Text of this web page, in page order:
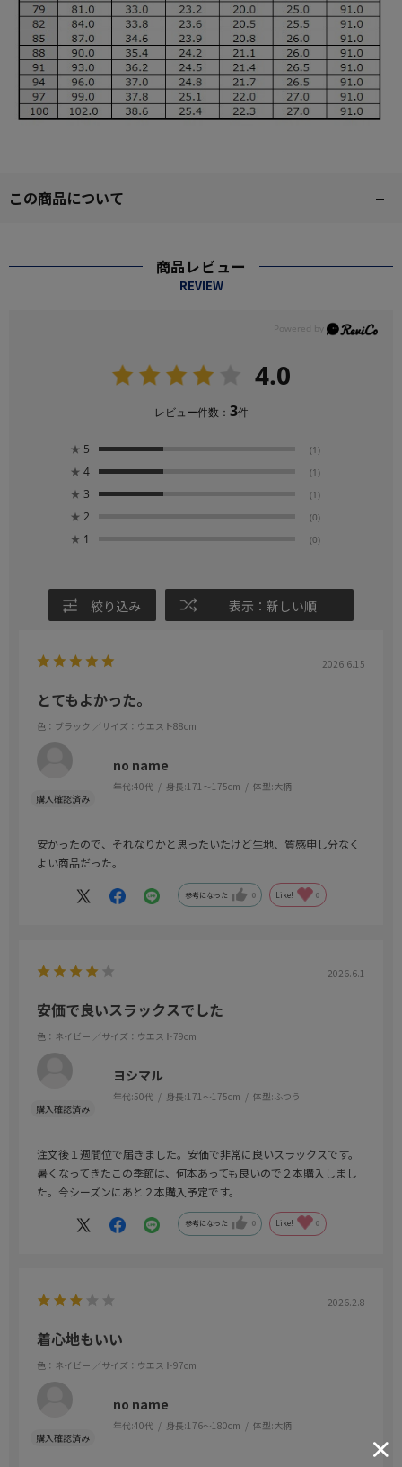
この商品について
商品レビュー
REVIEW
4.0
レビュー件数： 3件
★ 5 (1)
★ 4 (1)
★ 3 (1)
★ 2 (0)
★ 1 (0)
絞り込み 表示：新しい順
2026.6.15
とてもよかった。
色：ブラック ／サイズ：ウエスト88cm
no name
年代:40代 身長:171～175cm 体型:大柄
安かったので、それなりかと思ったいたけど生地、質感申し分なく
よい商品だった。
参考になった 0 Like! 0
2026.6.1
安価で良いスラックスでした
色：ネイビー ／サイズ：ウエスト79cm
ヨシマル
年代:50代 身長:171～175cm 体型:ふつう
注文後１週間位で届きました。安価で非常に良いスラックスです。
暑くなってきたこの季節は、何本あっても良いので２本購入しまし
た。今シーズンにあと２本購入予定です。
参考になった 0 Like! 0
2026.2.8
着心地もいい
色：ネイビー ／サイズ：ウエスト97cm
no name
年代:40代 身長:176～180cm 体型:大柄